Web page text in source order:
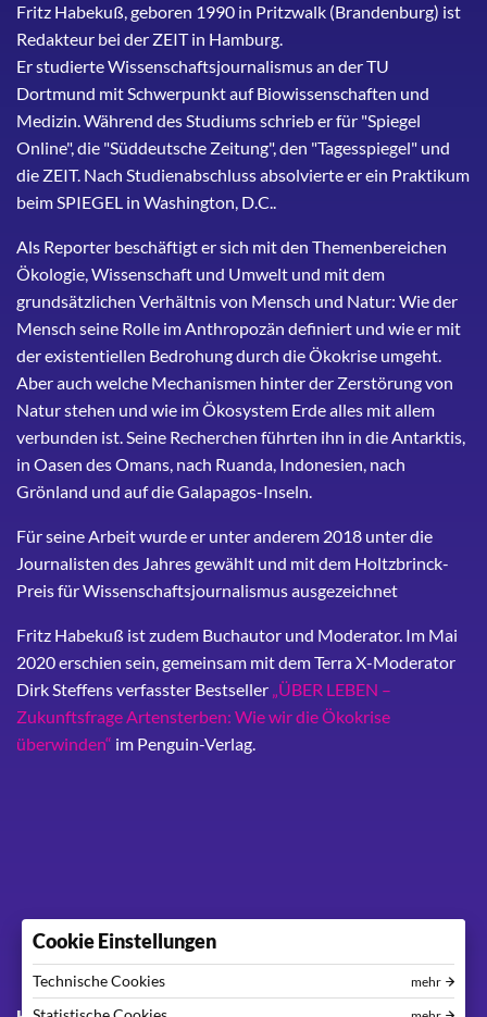
Fritz Habekuß, geboren 1990 in Pritzwalk (Brandenburg) ist
Redakteur bei der ZEIT in Hamburg.
Er studierte Wissenschaftsjournalismus an der TU
Dortmund mit Schwerpunkt auf Biowissenschaften und
Medizin. Während des Studiums schrieb er für "Spiegel
Online", die "Süddeutsche Zeitung", den "Tagesspiegel" und
die ZEIT. Nach Studienabschluss absolvierte er ein Praktikum
beim SPIEGEL in Washington, D.C..
Als Reporter beschäftigt er sich mit den Themenbereichen
Ökologie, Wissenschaft und Umwelt und mit dem
grundsätzlichen Verhältnis von Mensch und Natur: Wie der
Mensch seine Rolle im Anthropozän definiert und wie er mit
der existentiellen Bedrohung durch die Ökokrise umgeht.
Aber auch welche Mechanismen hinter der Zerstörung von
Natur stehen und wie im Ökosystem Erde alles mit allem
verbunden ist. Seine Recherchen führten ihn in die Antarktis,
in Oasen des Omans, nach Ruanda, Indonesien, nach
Grönland und auf die Galapagos-Inseln.
Für seine Arbeit wurde er unter anderem 2018 unter die
Journalisten des Jahres gewählt und mit dem Holtzbrinck-
Preis für Wissenschaftsjournalismus ausgezeichnet
Fritz Habekuß ist zudem Buchautor und Moderator. Im Mai
2020 erschien sein, gemeinsam mit dem Terra X-Moderator
Dirk Steffens verfasster Bestseller „ÜBER LEBEN –
Zukunftsfrage Artensterben: Wie wir die Ökokrise
überwinden“ im Penguin-Verlag.
Cookie Einstellungen
Technische Cookies mehr